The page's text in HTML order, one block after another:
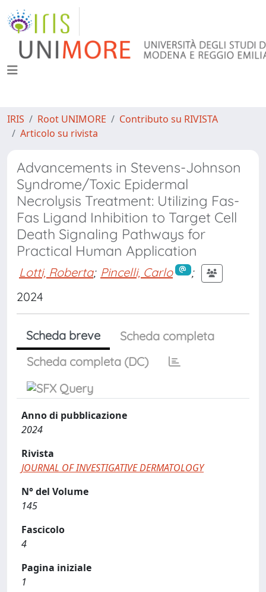
IRIS Root UNIMORE
Contributo su RIVISTA
Articolo su rivista
Advancements in Stevens-Johnson
Syndrome/Toxic Epidermal
Necrolysis Treatment: Utilizing Fas-
Fas Ligand Inhibition to Target Cell
Death Signaling Pathways for
Practical Human Application
Lotti, Roberta; Pincelli, Carlo
;
2024
Scheda breve
Scheda completa
Scheda completa (DC)
Anno di pubblicazione
2024
Rivista
JOURNAL OF INVESTIGATIVE DERMATOLOGY
N° del Volume
145
Fascicolo
4
Pagina iniziale
1